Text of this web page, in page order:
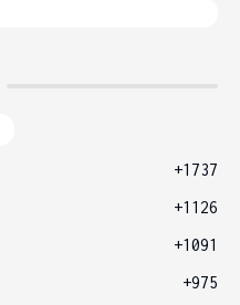
+1737
+1126
+1091
+975